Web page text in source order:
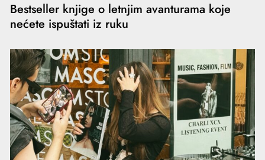
Bestseller knjige o letnjim avanturama koje
nećete ispuštati iz ruku